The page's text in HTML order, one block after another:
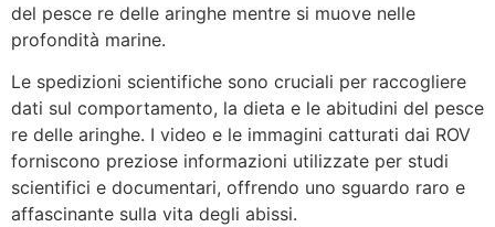
del pesce re delle aringhe mentre si muove nelle
profondità marine.
Le spedizioni scientifiche sono cruciali per raccogliere
dati sul comportamento, la dieta e le abitudini del pesce
re delle aringhe. I video e le immagini catturati dai ROV
forniscono preziose informazioni utilizzate per studi
scientifici e documentari, offrendo uno sguardo raro e
affascinante sulla vita degli abissi.